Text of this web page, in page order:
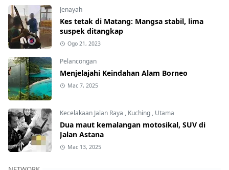
Jenayah
Kes tetak di Matang: Mangsa stabil, lima
suspek ditangkap
Ogo 21, 2023
Pelancongan
Menjelajahi Keindahan Alam Borneo
Mac 7, 2025
Kecelakaan Jalan Raya , Kuching, Utama
Dua maut kemalangan motosikal, SUV di
Jalan Astana
Mac 13, 2025